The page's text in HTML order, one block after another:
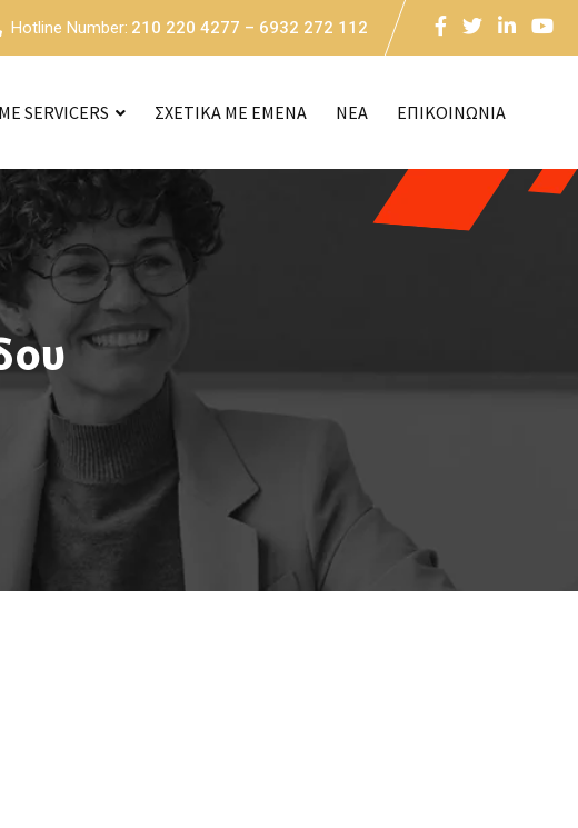
Hotline Number: 210 220 4277 – 6932 272 112
SERVICERS ΣΧΕΤΙΚΑ ΜΕ ΕΜΕΝΑ NEA ΕΠΙΚΟΙΝΩΝΙΑ